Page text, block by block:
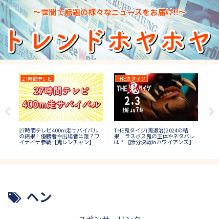
～世間で話題の様々なニュースをお届け!!～
27時間テレビ
27時間テレビ400m走サバイバル
の結果！優勝者や出場者は誰？ワ
イナイナ参戦【鬼レンチャン】
THE鬼タイジ
THE鬼タイジ(鬼退治)2024の結
果！ラスボス鬼の正体やネタバレ
は？【節分決戦inハワイアンズ】
ヘン